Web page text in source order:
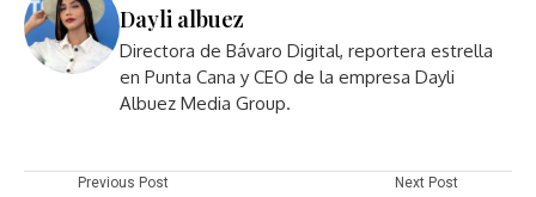
Dayli albuez
Directora de Bávaro Digital, reportera estrella
en Punta Cana y CEO de la empresa Dayli
Albuez Media Group.
Previous Post Next Post